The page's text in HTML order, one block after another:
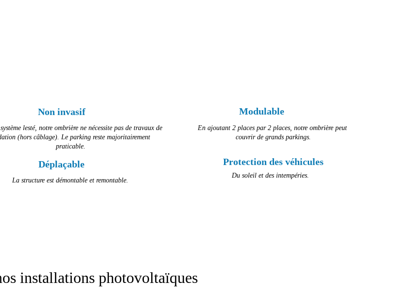
Non invasif
lesté, notre ombrière ne nécessite pas de travaux de
(hors câblage). Le parking reste majoritairement
praticable.
En ajoutant 2 places par 2 places, notre ombrière peut
couvrir de grands parkings.
Modulable
La structure est démontable et remontable.
Déplaçable Protection des véhicules
Du soleil et des intempéries.
installations photovoltaïques